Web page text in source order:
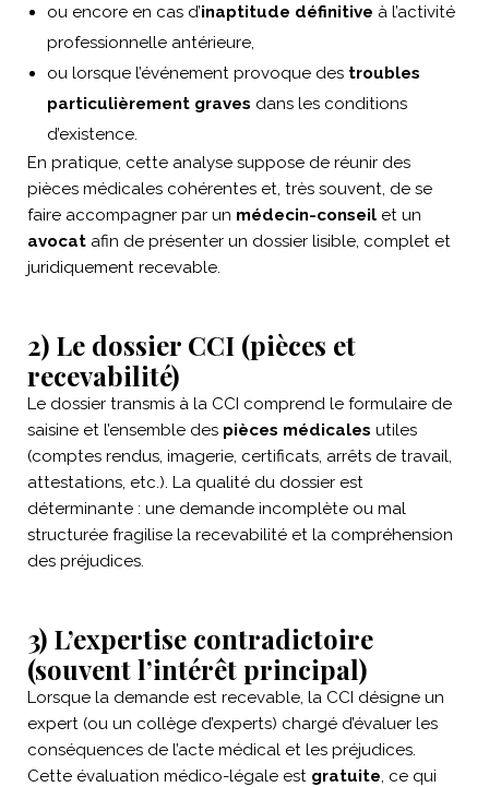
ou encore en cas d’inaptitude définitive à l’activité
professionnelle antérieure,
ou lorsque l’événement provoque des troubles
particulièrement graves dans les conditions
d’existence.
En pratique, cette analyse suppose de réunir des
pièces médicales cohérentes et, très souvent, de se
faire accompagner par un médecin-conseil et un
avocat afin de présenter un dossier lisible, complet et
juridiquement recevable.
2) Le dossier CCI (pièces et
recevabilité)
Le dossier transmis à la CCI comprend le formulaire de
saisine et l’ensemble des pièces médicales utiles
(comptes rendus, imagerie, certificats, arrêts de travail,
attestations, etc.). La qualité du dossier est
déterminante : une demande incomplète ou mal
structurée fragilise la recevabilité et la compréhension
des préjudices.
3) L’expertise contradictoire
(souvent l’intérêt principal)
Lorsque la demande est recevable, la CCI désigne un
expert (ou un collège d’experts) chargé d’évaluer les
conséquences de l’acte médical et les préjudices.
Cette évaluation médico-légale est gratuite, ce qui